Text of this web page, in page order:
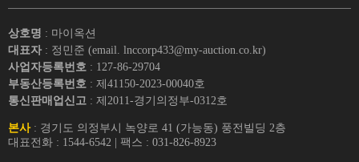
상호명 : 마이옥션
대표자 : 정민준 (email. lnccorp433@my-auction.co.kr)
사업자등록번호 : 127-86-29704
부동산등록번호 : 제41150-2023-00040호
통신판매업신고 : 제2011-경기의정부-0312호
본사: 경기도 의정부시 녹양로 41 (가능동) 풍전빌딩 2층
대표전화 : 1544-6542 | 팩스 : 031-826-8923